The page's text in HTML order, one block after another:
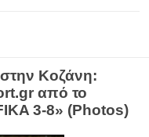
Κοζάνη:
από το
3-8» (Photos)